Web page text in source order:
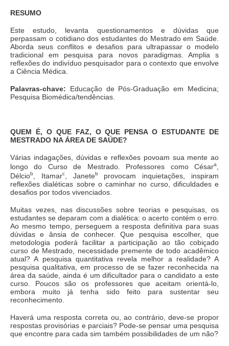
RESUMO
Este estudo, levanta questionamentos e dúvidas que
perpassam o cotidiano dos estudantes do Mestrado em Saúde.
Aborda seus conflitos e desafios para ultrapassar o modelo
tradicional em pesquisa para novos paradigmas. Amplia s
reflexões do indivíduo pesquisador para o contexto que envolve
a Ciência Médica.
Palavras-chave: Educação de Pós-Graduação em Medicina;
Pesquisa Biomédica/tendências.
QUEM É, O QUE FAZ, O QUE PENSA O ESTUDANTE DE
MESTRADO NA ÁREA DE SAÚDE?
Várias indagações, dúvidas e reflexões povoam sua mente ao
longo do Curso de Mestrado. Professores como Césara
Délciob , Itamarc, Janeteb
provocam inquietações, inspiram
reflexões dialéticas sobre o caminhar no curso, dificuldades e
desafios por todos vivenciados.
Muitas vezes, nas discussões sobre teorias e pesquisas, os
estudantes se deparam com a dialética: o acerto contém o erro.
Ao mesmo tempo, perseguem a resposta definitiva para suas
dúvidas e ânsia de conhecer. Que pesquisa escolher, que
metodologia poderá facilitar a participação ao tão cobiçado
curso de Mestrado, necessidade premente de todo acadêmico
atual? A pesquisa quantitativa revela melhor a realidade? A
pesquisa qualitativa, em processo de se fazer reconhecida na
área da saúde, ainda é um dificultador para o candidato a este
curso. Poucos são os professores que aceitam orientá-lo,
embora muito já tenha sido feito para sustentar seu
reconhecimento.
Haverá uma resposta correta ou, ao contrário, deve-se propor
respostas provisórias e parciais? Pode-se pensar uma pesquisa
que encontre para cada sim também possibilidades de um não?